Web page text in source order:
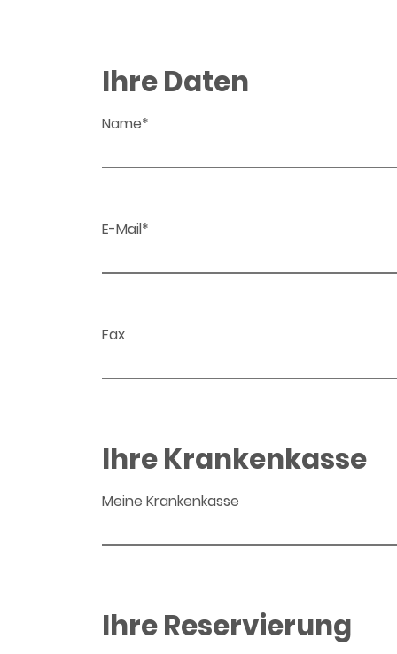
Ihre Daten
Name*
E-Mail*
Fax
Ihre Krankenkasse
Meine Krankenkasse
Ihre Reservierung